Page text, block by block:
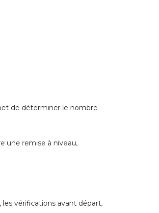
de déterminer le nombre
une remise à niveau,
vérifications avant départ,